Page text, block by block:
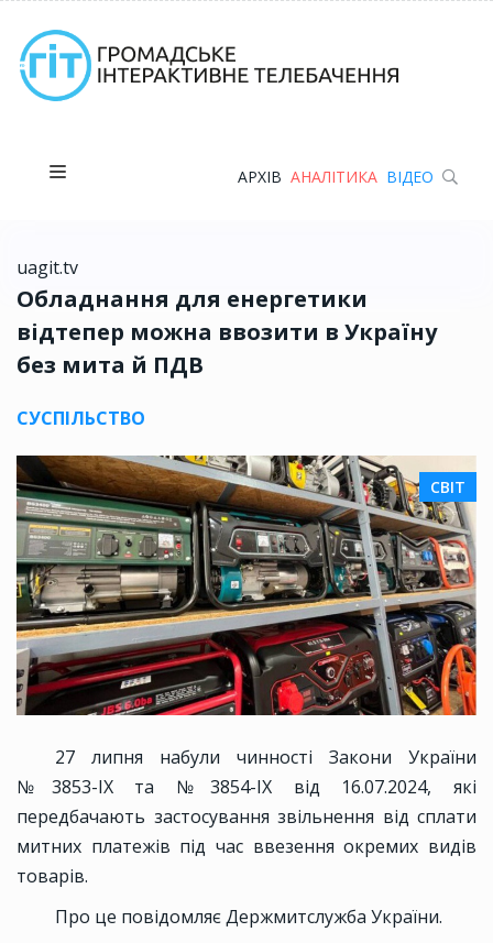
АРХІВ АНАЛІТИКА ВІДЕО
uagit.tv
Обладнання для енергетики
відтепер можна ввозити в Україну
без мита й ПДВ
СУСПІЛЬСТВО
СВІТ
27 липня набули чинності Закони України
№3853-IX та №3854-IX від 16.07.2024, які
передбачають застосування звільнення від сплати
митних платежів під час ввезення окремих видів
товарів.
Про це повідомляє Держмитслужба України.